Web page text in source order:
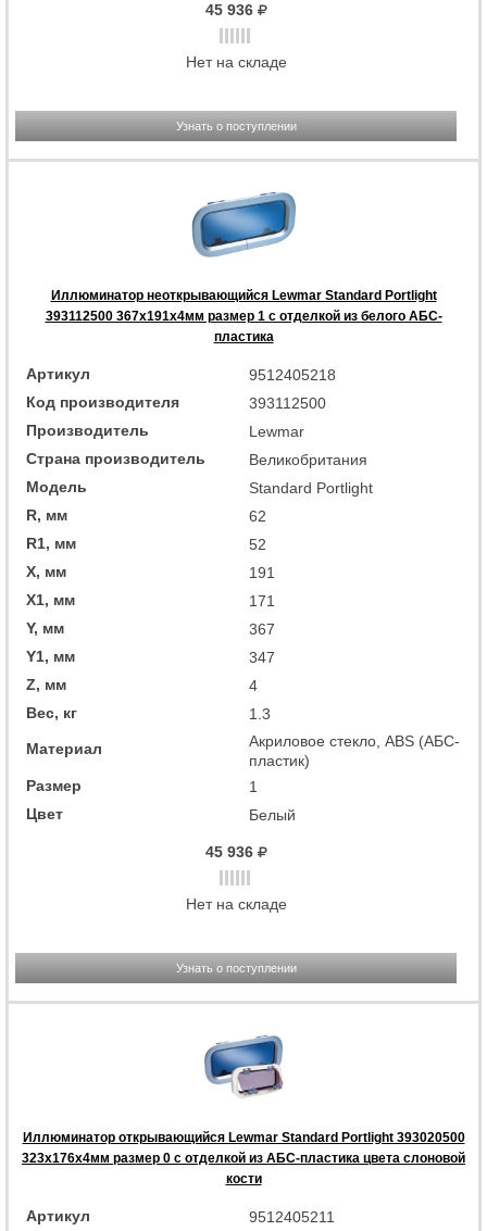
45 936
Нет на складе
Узнать о поступлении
Иллюминатор неоткрывающийся Lewmar Standard Portlight
393112500 367x191x4мм размер 1 с отделкой из белого АБС-
пластика
Артикул
9512405218
Код производителя
393112500
Производитель
Lewmar
Страна производитель
Великобритания
Модель
Standard Portlight
R, мм
62
R1, мм
52
X, мм
191
X1, мм
171
Y, мм
367
Y1, мм
347
Z, мм
4
Вес, кг
1.3
Материал
Акриловое стекло, ABS (АБС-
пластик)
Размер
1
Цвет
Белый
45 936
Нет на складе
Узнать о поступлении
Иллюминатор открывающийся Lewmar Standard Portlight 393020500
323x176x4мм размер 0 с отделкой из АБС-пластика цвета слоновой
кости
Артикул 9512405211